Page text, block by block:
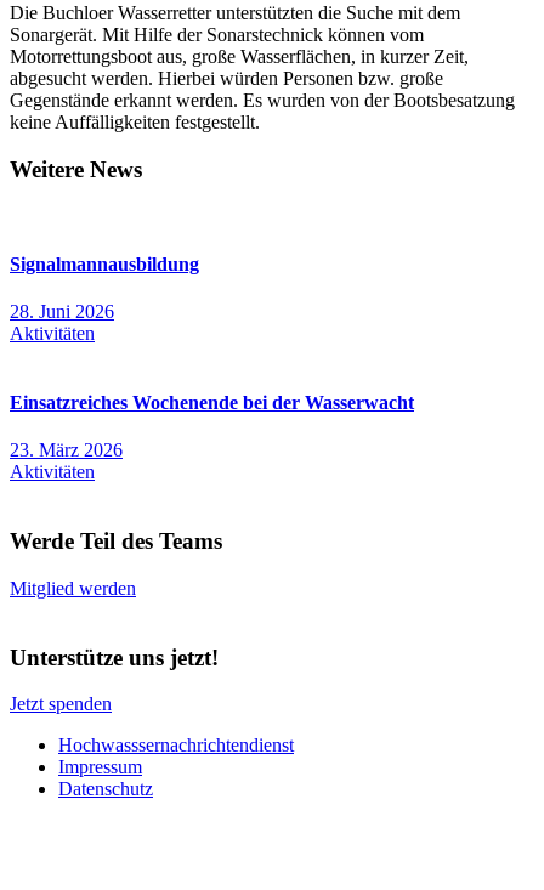
Die Buchloer Wasserretter unterstützten die Suche mit dem
Sonargerät. Mit Hilfe der Sonarstechnick können vom
Motorrettungsboot aus, große Wasserflächen, in kurzer Zeit,
abgesucht werden. Hierbei würden Personen bzw. große
Gegenstände erkannt werden. Es wurden von der Bootsbesatzung
keine Auffälligkeiten festgestellt.
Weitere News
Signalmannausbildung
28. Juni 2026
Aktivitäten
Einsatzreiches Wochenende bei der Wasserwacht
23. März 2026
Aktivitäten
Werde Teil des Teams
Mitglied werden
Unterstütze uns jetzt!
Jetzt spenden
Hochwasssernachrichtendienst
Impressum
Datenschutz